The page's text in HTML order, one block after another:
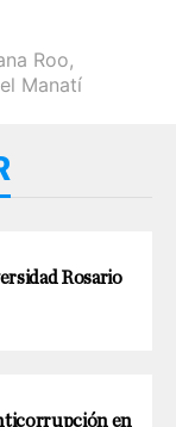
Roo,
Manatí
Rosario
en